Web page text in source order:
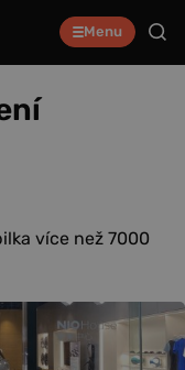
Menu
více než 7000